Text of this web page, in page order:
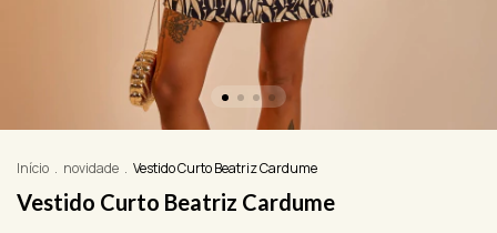
Início . novidade . Vestido Curto Beatriz Cardume
Vestido Curto Beatriz Cardume